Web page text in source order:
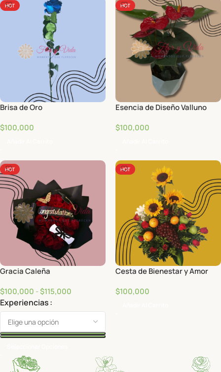
HOT
Brisa de Oro
$100,000
HOT
Esencia de Diseño Valluno
$100,000
HOT
Gracia Caleña
$100,000 -$115,000
Experiencias
HOT
Cesta de Bienestar y Amor
$100,000